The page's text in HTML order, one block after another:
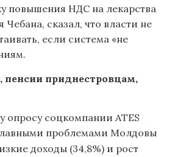
повышения НДС на лекарства
сказал, что власти не
если система «не
пенсии приднестровцам,
опросу соцкомпании ATES
проблемами Молдовы
доходы (34,8%) и рост